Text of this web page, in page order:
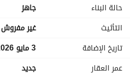
حالة البناء
جاهز
التأثيث
غير مفروش
تاريخ الإضافة
3 مايو 2026
عمر العقار
جديد